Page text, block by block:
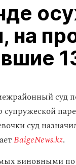
на
суд
супружеской
суд
BaigeNews.kz.
виновными